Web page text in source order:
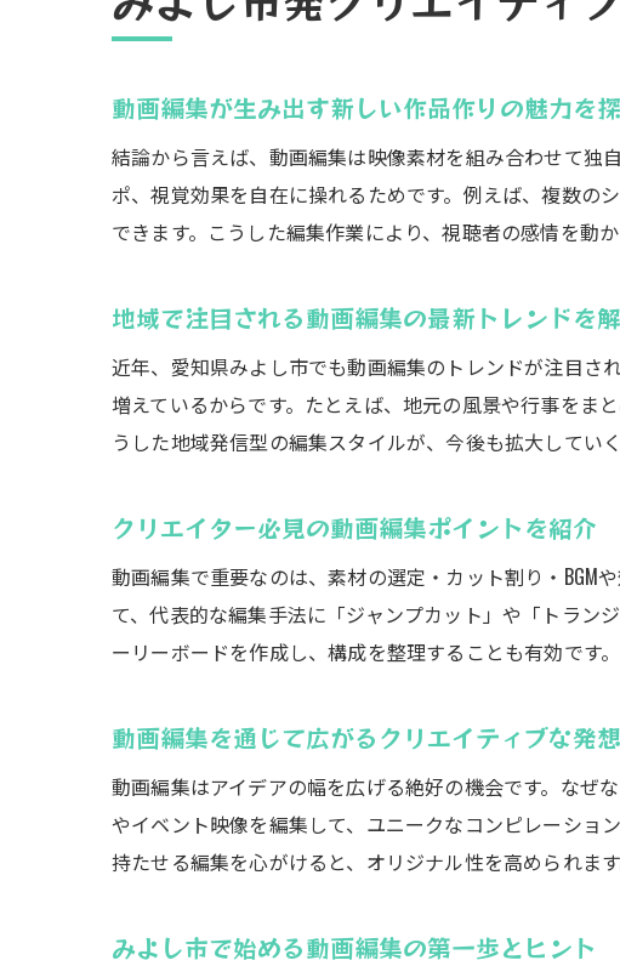
動
映
コ
動画編集が生み出す新しい作品作りの魅力を
結論から言えば、動画編集は映像素材を組み合わせて独
ポ、視覚効果を自在に操れるためです。例えば、複数の
できます。こうした編集作業により、視聴者の感情を動
地域で注目される動画編集の最新トレンドを
近年、愛知県みよし市でも動画編集のトレンドが注目さ
増えているからです。たとえば、地元の風景や行事をま
うした地域発信型の編集スタイルが、今後も拡大してい
クリエイター必見の動画編集ポイントを紹介
動画編集で重要なのは、素材の選定・カット割り・BGM
て、代表的な編集手法に「ジャンプカット」や「トラン
ーリーボードを作成し、構成を整理することも有効です。
動画編集を通じて広がるクリエイティブな発
動画編集はアイデアの幅を広げる絶好の機会です。なぜ
やイベント映像を編集して、ユニークなコンピレーショ
持たせる編集を心がけると、オリジナル性を高められます
みよし市で始める動画編集の第一歩とヒント